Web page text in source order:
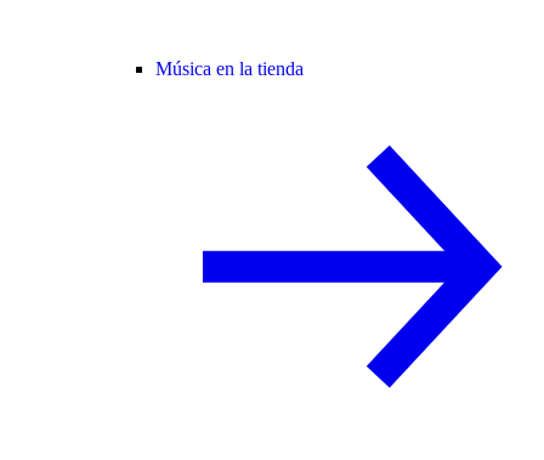
Música en la tienda